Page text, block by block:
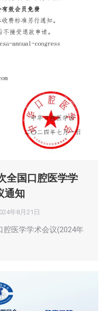
全国口腔医学学
通知
年8月21日
腔医学学术会议(2024年